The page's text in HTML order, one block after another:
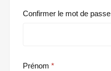
Confirmer le mot de passe
Prénom